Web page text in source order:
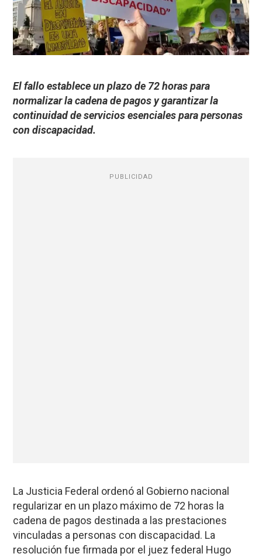
El fallo establece un plazo de 72 horas para
normalizar la cadena de pagos y garantizar la
continuidad de servicios esenciales para personas
con discapacidad.
PUBLICIDAD
La Justicia Federal ordenó al Gobierno nacional
regularizar en un plazo máximo de 72 horas la
cadena de pagos destinada a las prestaciones
vinculadas a personas con discapacidad. La
resolución fue firmada por el juez federal Hugo